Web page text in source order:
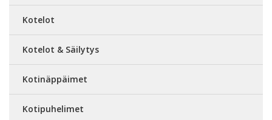
Kotelot
Kotelot & Säilytys
Kotinäppäimet
Kotipuhelimet